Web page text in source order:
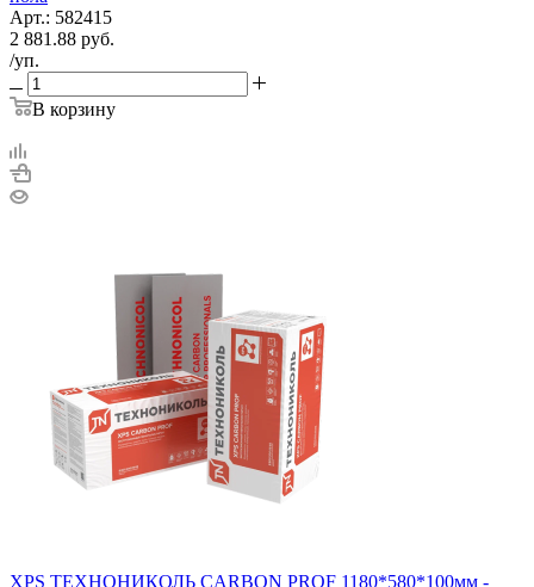
Арт.: 582415
2 881.88 руб.
/уп.
В корзину
XPS ТЕХНОНИКОЛЬ CARBON PROF 1180*580*100мм -